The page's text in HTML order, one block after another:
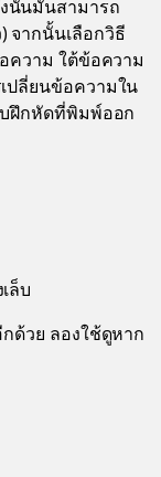
นั้นมันสามารถ
จากนั้นเลือกวิธี
ความ ใต้ข้อความ
ปลี่ยนข้อความใน
บฝึกหัดที่พิมพ์ออก
ล็บ
ด้วย ลองใช้ดูหาก